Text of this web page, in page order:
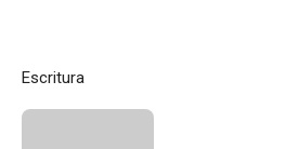
Escritura